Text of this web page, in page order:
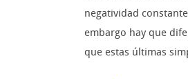
negatividad
embargo hay que
que estas últimas